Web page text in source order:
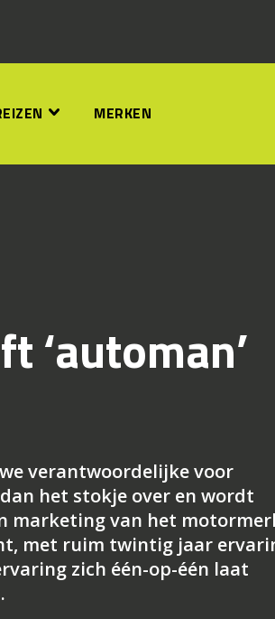
MERKEN
‘automan’
verantwoordelijke voor
het stokje over en wordt
marketing van het
met ruim twintig jaar
zich één-op-één laat